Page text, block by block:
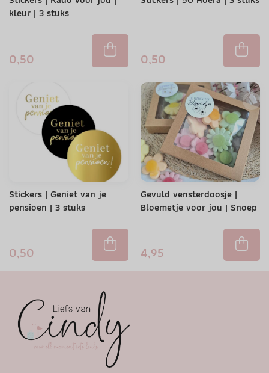
kleur | 3 stuks
0,50 0,50
Stickers | Geniet van je
pensioen | 3 stuks
0,50
Gevuld vensterdoosje |
Bloemetje voor jou | Snoep
4,95